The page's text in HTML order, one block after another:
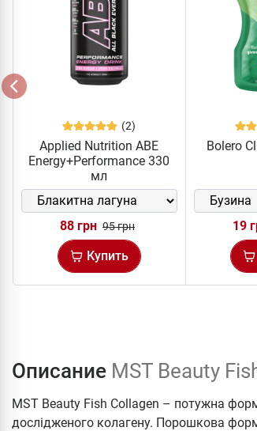
(2)
Applied Nutrition ABE
Energy+Performance 330
мл
88 грн 95 грн
Купить
Bolero
19
Описание MST Beauty
MST Beauty Fish Collagen – потужна
дослідженого колагену. Порошкова